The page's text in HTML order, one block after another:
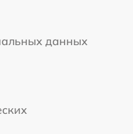
данных